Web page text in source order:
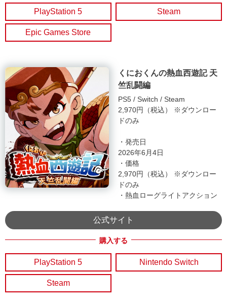
PlayStation 5 Steam
Epic Games Store
くにおくんの熱血西遊記 天
竺乱闘編
PS5 Switch
Steam
2,970円（税込） ※ダウンロー
ドのみ
・発売日
2026年6月4日
・価格
2,970円（税込） ※ダウンロー
ドのみ
・熱血ローグライトアクション
公式サイト
PlayStation 5 Nintendo Switch
Steam